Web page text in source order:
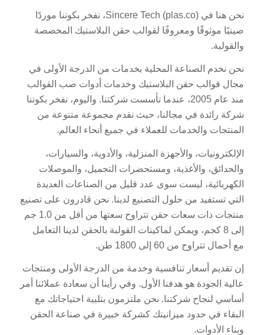
نحن هنا في Sincere Tech (plas.co)، نفخر بكوننا موردًا
صينيًا موثوقًا ومعروفًا لقوالب حقن البلاستيك المخصصة
والقولبة.
نحن نخدم الصناعة المحلية بخدمات من الدرجة الأولى في
مجال قوالب حقن البلاستيك وخدمات أدوات صب القوالب
منذ عام 2005، عندما تأسست شركتنا. واليوم، نفخر بكوننا
شركة رائدة في مجالنا، حيث نقدم مجموعة متنوعة من
المنتجات والخدمات للعملاء في جميع أنحاء العالم.
الإلكترونيات، والأجهزة المنزلية، والأدوية، والسيارات،
والحدائق، والأغذية، ومستحضرات التجميل، والموصلات
الكهربائية، ليست سوى عدد قليل من الصناعات العديدة
التي تستفيد من حلول التصنيع لدينا. نحن قادرون على تصنيع
منتجات ذات سعات حقن تتراوح سعتها من أقل من 1.0 جم
إلى 8 كجم، ويمكن لماكينات القولبة بالحقن لدينا التعامل
مع أحمال تتراوح من 60 إلى 1800 طن.
إن تقديم أسعار تنافسية وخدمة من الدرجة الأولى ومنتجات
عالية الجودة هو هدفنا الأول. وفي رأينا أن سعادة عملائنا أمر
أساسي لنجاح شركتنا. نحن ملتزمون بتلبية احتياجاتك مع
البقاء في حدود ميزانيتك كشركة خبيرة في صناعة الحقن
وبناء الأدوات.